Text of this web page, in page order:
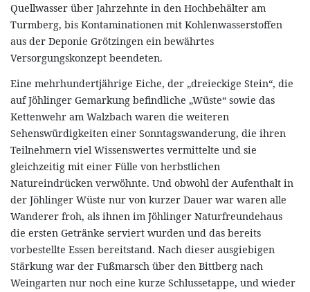
Quellwasser über Jahrzehnte in den Hochbehälter am
Turmberg, bis Kontaminationen mit Kohlenwasserstoffen
aus der Deponie Grötzingen ein bewährtes
Versorgungskonzept beendeten.
Eine mehrhundertjährige Eiche, der „dreieckige Stein“, die
auf Jöhlinger Gemarkung befindliche „Wüste“ sowie das
Kettenwehr am Walzbach waren die weiteren
Sehenswürdigkeiten einer Sonntagswanderung, die ihren
Teilnehmern viel Wissenswertes vermittelte und sie
gleichzeitig mit einer Fülle von herbstlichen
Natureindrücken verwöhnte. Und obwohl der Aufenthalt in
der Jöhlinger Wüste nur von kurzer Dauer war waren alle
Wanderer froh, als ihnen im Jöhlinger Naturfreundehaus
die ersten Getränke serviert wurden und das bereits
vorbestellte Essen bereitstand. Nach dieser ausgiebigen
Stärkung war der Fußmarsch über den Bittberg nach
Weingarten nur noch eine kurze Schlussetappe, und wieder